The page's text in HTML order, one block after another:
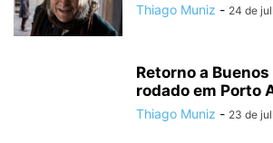
Thiago Muniz - 24 de
Retorno a
rodado em Porto
Thiago Muniz - 23 de